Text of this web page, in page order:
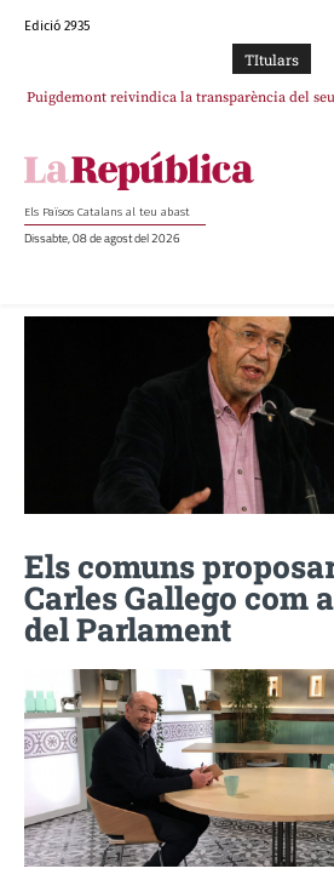
Edició 2935
TItulars
Puigdemont reivindica la transparència del
Els Països Catalans al teu abast
Dissabte, 08 de agost del 2026
Els comuns
Carles Gallego com
del Parlament